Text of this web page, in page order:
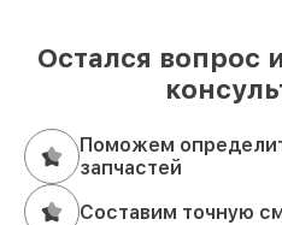
Остался вопрос
Поможем
запчастей
Составим точную